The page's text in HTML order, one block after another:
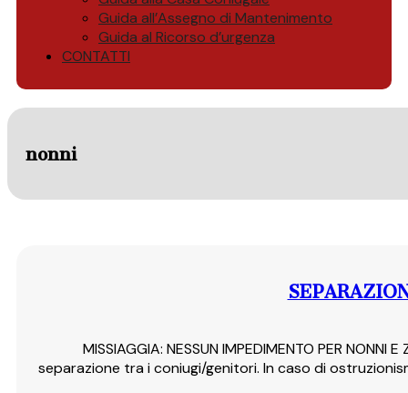
Guida all’Assegno di Mantenimento
Guida al Ricorso d’urgenza
CONTATTI
nonni
MISSIAGGIA: NESSUN IMPEDIMENTO PER
separazione tra i coniugi/genitori. In caso di